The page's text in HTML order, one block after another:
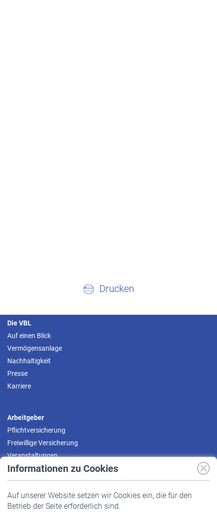
Informationen zu Cookies
Auf unserer Website setzen wir Cookies ein, die für den
Betrieb der Seite erforderlich sind.
Drucken
Die VBL
Auf einen Blick
Vermögensanlage
Nachhaltigkeit
Presse
Karriere
Arbeitgeber
Pflichtversicherung
Freiwillige Versicherung
Veranstaltungen
Pflichtversicherung